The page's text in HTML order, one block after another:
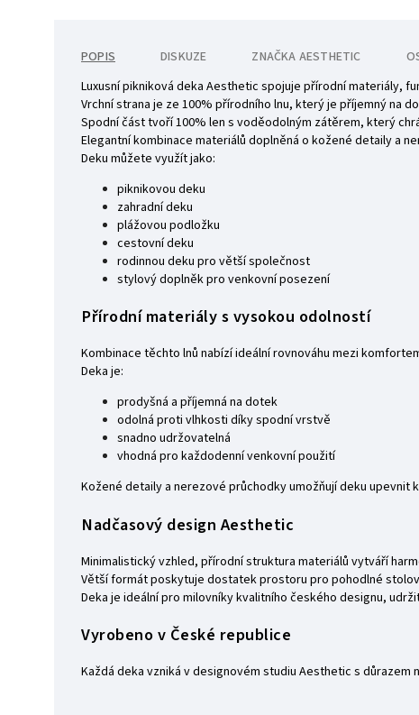
POPIS DISKUZE ZNAČKA AESTHETIC
Luxusní pikniková deka Aesthetic spojuje přírodní materiály,
Vrchní strana je ze 100% přírodního lnu, který je příjemný na
Spodní část tvoří 100% len s voděodolným zátěrem, který
Elegantní kombinace materiálů doplněná o kožené detaily a
Deku můžete využít jako:
piknikovou deku
zahradní deku
plážovou podložku
cestovní deku
rodinnou deku pro větší společnost
stylový doplněk pro venkovní posezení
Přírodní materiály s vysokou odolností
Kombinace těchto lnů nabízí ideální rovnováhu mezi
Deka je:
prodyšná a příjemná na dotek
odolná proti vlhkosti díky spodní vrstvě
snadno udržovatelná
vhodná pro každodenní venkovní použití
Kožené detaily a nerezové průchodky umožňují deku
Nadčasový design Aesthetic
Minimalistický vzhled, přírodní struktura materiálů vytváří
Větší formát poskytuje dostatek prostoru pro pohodlné
Deka je ideální pro milovníky kvalitního českého designu,
Vyrobeno v České republice
Každá deka vzniká v designovém studiu Aesthetic s